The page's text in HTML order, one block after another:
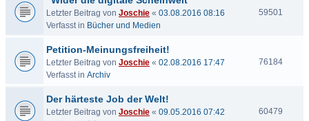
Letzter Beitrag von Joschie « 03.08.2016 08:16
Verfasst in Bücher und Medien
59501
Petition-Meinungsfreiheit!
Letzter Beitrag von Joschie « 02.08.2016 17:47
Verfasst in Archiv
76184
Der härteste Job der Welt!
Letzter Beitrag von Joschie « 09.05.2016 07:42
60479